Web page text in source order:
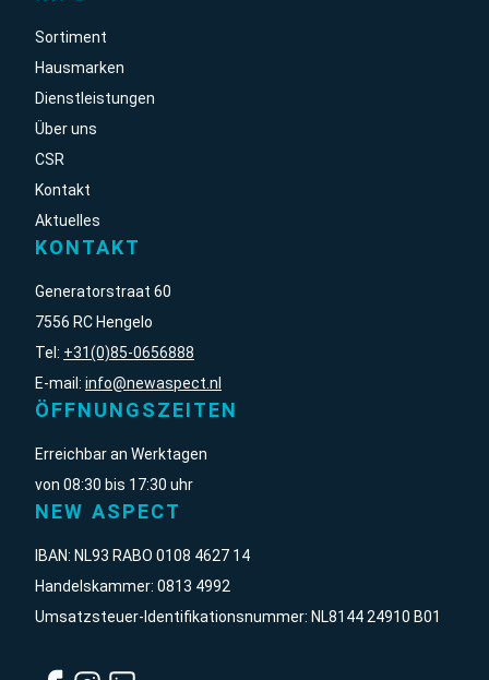
Sortiment
Hausmarken
Dienstleistungen
Über uns
CSR
Kontakt
Aktuelles
KONTAKT
Generatorstraat 60
7556 RC Hengelo
Tel: +31(0)85-0656888
E-mail: info@newaspect.nl
ÖFFNUNGSZEITEN
Erreichbar an Werktagen
von 08:30 bis 17:30 uhr
NEW ASPECT
IBAN: NL93 RABO 0108 4627 14
Handelskammer: 0813 4992
Umsatzsteuer-Identifikationsnummer: NL8144 24910 B01